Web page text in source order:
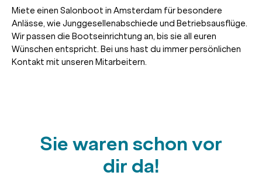
Miete einen Salonboot in Amsterdam für besondere
Anlässe, wie Junggesellenabschiede und Betriebsausflüge.
Wir passen die Bootseinrichtung an, bis sie all euren
Wünschen entspricht. Bei uns hast du immer persönlichen
Kontakt mit unseren Mitarbeitern.
Sie waren schon vor
dir da!